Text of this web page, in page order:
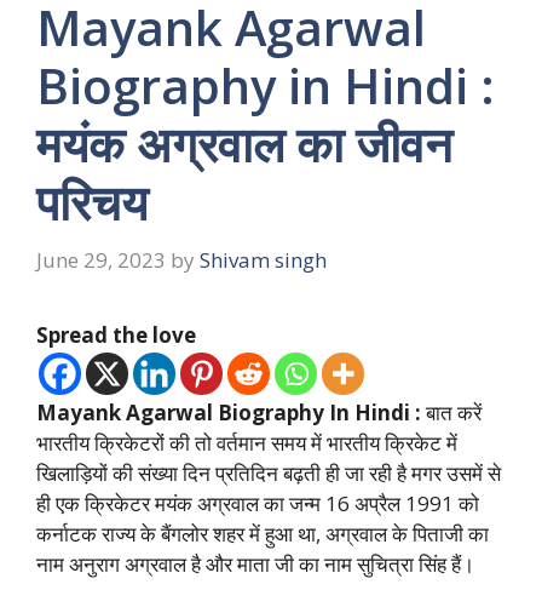
Mayank Agarwal
Biography in Hindi :
मयंक अग्रवाल का जीवन
परिचय
June 29, 2023 by Shivam singh
Spread the love
Mayank Agarwal Biography In Hindi :बात करें
भारतीय क्रिकेटरों की तो वर्तमान समय में भारतीय क्रिकेट में
खिलाड़ियों की संख्या दिन प्रतिदिन बढ़ती ही जा रही है मगर उसमें से
ही एक क्रिकेटर मयंक अग्रवाल का जन्म 16 अप्रैल 1991 को
कर्नाटक राज्य के बैंगलोर शहर में हुआ था, अग्रवाल के पिताजी का
नाम अनुराग अग्रवाल है और माता जी का नाम सुचित्रा सिंह हैं।